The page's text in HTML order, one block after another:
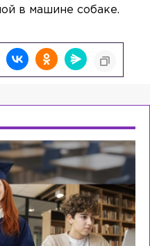
в машине собаке.